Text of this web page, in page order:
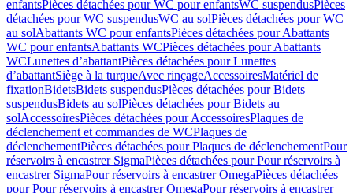
enfantsPièces détachées pour WC pour enfantsWC suspendusPièces
détachées pour WC suspendusWC au solPièces détachées pour WC
au solAbattants WC pour enfantsPièces détachées pour Abattants
WC pour enfantsAbattants WCPièces détachées pour Abattants
WCLunettes d’abattantPièces détachées pour Lunettes
d’abattantSiège à la turqueAvec rinçageAccessoiresMatériel de
fixationBidetsBidets suspendusPièces détachées pour Bidets
suspendusBidets au solPièces détachées pour Bidets au
solAccessoiresPièces détachées pour AccessoiresPlaques de
déclenchement et commandes de WCPlaques de
déclenchementPièces détachées pour Plaques de déclenchementPour
réservoirs à encastrer SigmaPièces détachées pour Pour réservoirs à
encastrer SigmaPour réservoirs à encastrer OmegaPièces détachées
pour Pour réservoirs à encastrer OmegaPour réservoirs à encastrer